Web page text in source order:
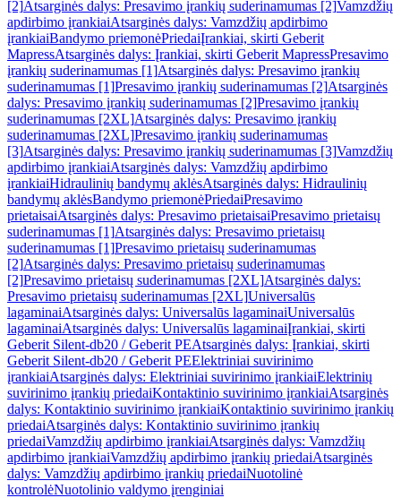
[2]Atsarginės dalys: Presavimo įrankių suderinamumas [2]Vamzdžių
apdirbimo įrankiaiAtsarginės dalys: Vamzdžių apdirbimo
įrankiaiBandymo priemonėPriedaiĮrankiai, skirti Geberit
MapressAtsarginės dalys: Įrankiai, skirti Geberit MapressPresavimo
įrankių suderinamumas [1]Atsarginės dalys: Presavimo įrankių
suderinamumas [1]Presavimo įrankių suderinamumas [2]Atsarginės
dalys: Presavimo įrankių suderinamumas [2]Presavimo įrankių
suderinamumas [2XL]Atsarginės dalys: Presavimo įrankių
suderinamumas [2XL]Presavimo įrankių suderinamumas
[3]Atsarginės dalys: Presavimo įrankių suderinamumas [3]Vamzdžių
apdirbimo įrankiaiAtsarginės dalys: Vamzdžių apdirbimo
įrankiaiHidraulinių bandymų aklėsAtsarginės dalys: Hidraulinių
bandymų aklėsBandymo priemonėPriedaiPresavimo
prietaisaiAtsarginės dalys: Presavimo prietaisaiPresavimo prietaisų
suderinamumas [1]Atsarginės dalys: Presavimo prietaisų
suderinamumas [1]Presavimo prietaisų suderinamumas
[2]Atsarginės dalys: Presavimo prietaisų suderinamumas
[2]Presavimo prietaisų suderinamumas [2XL]Atsarginės dalys:
Presavimo prietaisų suderinamumas [2XL]Universalūs
lagaminaiAtsarginės dalys: Universalūs lagaminaiUniversalūs
lagaminaiAtsarginės dalys: Universalūs lagaminaiĮrankiai, skirti
Geberit Silent-db20 / Geberit PEAtsarginės dalys: Įrankiai, skirti
Geberit Silent-db20 / Geberit PEElektriniai suvirinimo
įrankiaiAtsarginės dalys: Elektriniai suvirinimo įrankiaiElektrinių
suvirinimo įrankių priedaiKontaktinio suvirinimo įrankiaiAtsarginės
dalys: Kontaktinio suvirinimo įrankiaiKontaktinio suvirinimo įrankių
priedaiAtsarginės dalys: Kontaktinio suvirinimo įrankių
priedaiVamzdžių apdirbimo įrankiaiAtsarginės dalys: Vamzdžių
apdirbimo įrankiaiVamzdžių apdirbimo įrankių priedaiAtsarginės
dalys: Vamzdžių apdirbimo įrankių priedaiNuotolinė
kontrolėNuotolinio valdymo įrenginiai